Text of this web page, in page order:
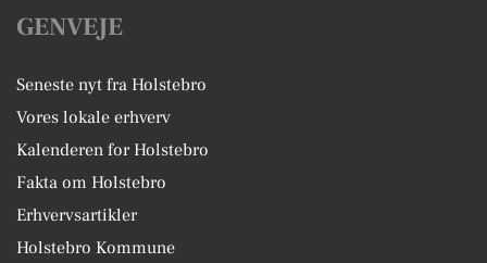
GENVEJE
Seneste nyt fra Holstebro
Vores lokale erhverv
Kalenderen for Holstebro
Fakta om Holstebro
Erhvervsartikler
Holstebro Kommune